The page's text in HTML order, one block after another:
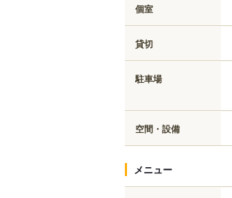
個室
貸切
駐車場
空間・設備
メニュー